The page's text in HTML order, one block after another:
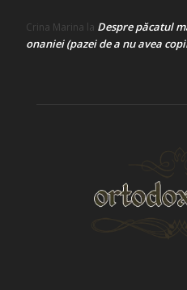
Crina Marina la Despre păcatul
onaniei (pazei de a nu avea